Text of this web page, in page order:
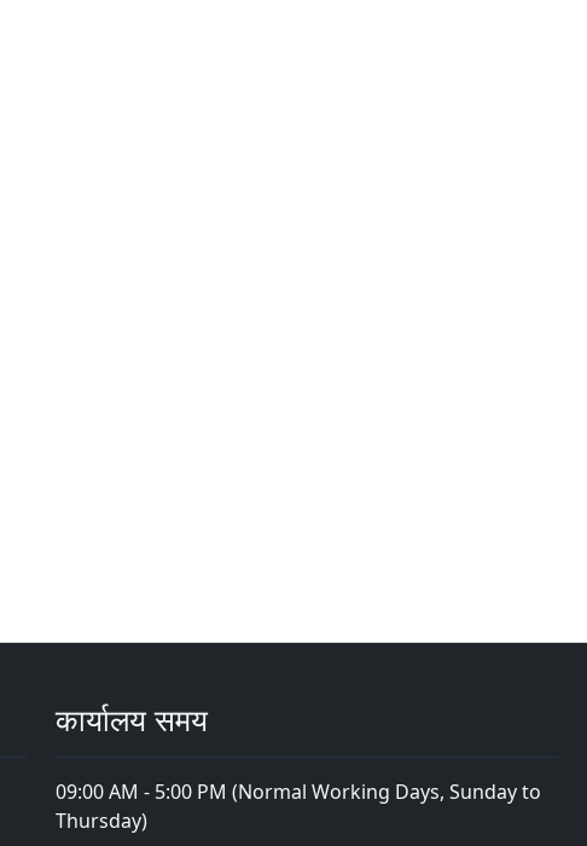
कार्यालय समय
09:00 AM - 5:00 PM (Normal Working Days, Sunday to
Thursday)